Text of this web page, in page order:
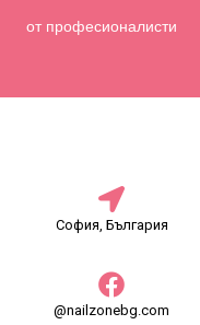
от професионалисти
София, България
@nailzonebg.com